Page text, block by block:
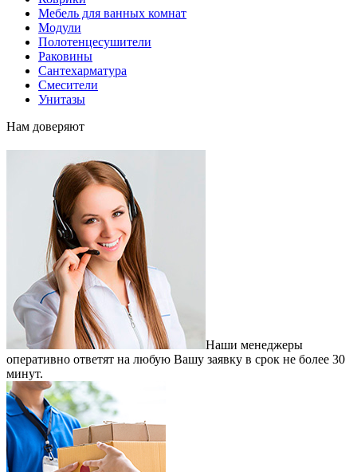
Мебель для ванных комнат
Модули
Полотенцесушители
Раковины
Сантехарматура
Смесители
Унитазы
Нам доверяют
Наши менеджеры
оперативно ответят на любую Вашу заявку в срок не более 30
минут.